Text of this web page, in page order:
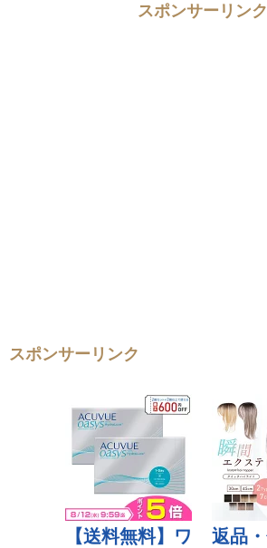
スポンサーリンク
スポンサーリンク